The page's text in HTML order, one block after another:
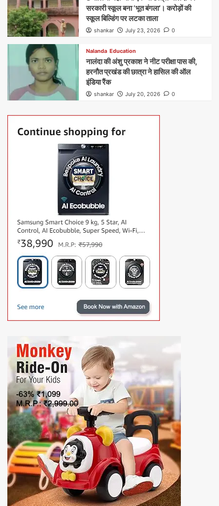
सरकारी स्कूल बना ‘भूत बंगला’। करोड़ों की
स्कूल बिल्डिंग पर लटका ताला
shankar July 23, 2026 0
Nalanda Education
नालंदा की अंशु प्रकाश ने नीट परीक्षा पास की,
हरनौत प्रखंड की छात्रा ने हासिल की ऑल
इंडिया रैंक
shankar July 20, 2026 0